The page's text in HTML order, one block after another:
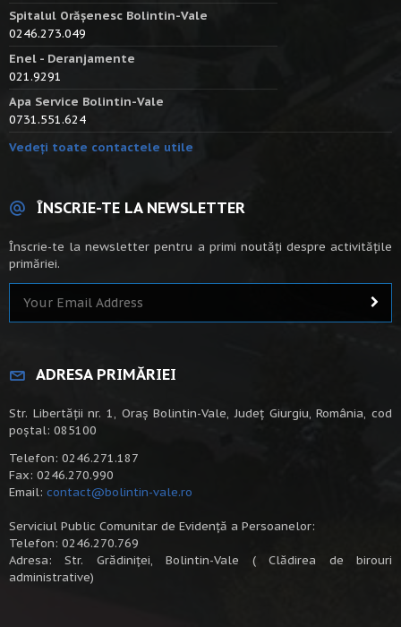
Spitalul Orășenesc Bolintin-Vale
0246.273.049
Enel - Deranjamente
021.9291
Apa Service Bolintin-Vale
0731.551.624
Vedeți toate contactele utile
ÎNSCRIE-TE LA NEWSLETTER
Înscrie-te la newsletter pentru a primi noutăți despre activitățile
primăriei.
ADRESA PRIMĂRIEI
Str. Libertății nr. 1, Oraș Bolintin-Vale, Județ Giurgiu, România, cod
poștal: 085100
Telefon: 0246.271.187
Fax: 0246.270.990
Email: contact@bolintin-vale.ro
Serviciul Public Comunitar de Evidență a Persoanelor:
Telefon: 0246.270.769
Adresa: Str. Grădiniței, Bolintin-Vale ( Clădirea de birouri
administrative)